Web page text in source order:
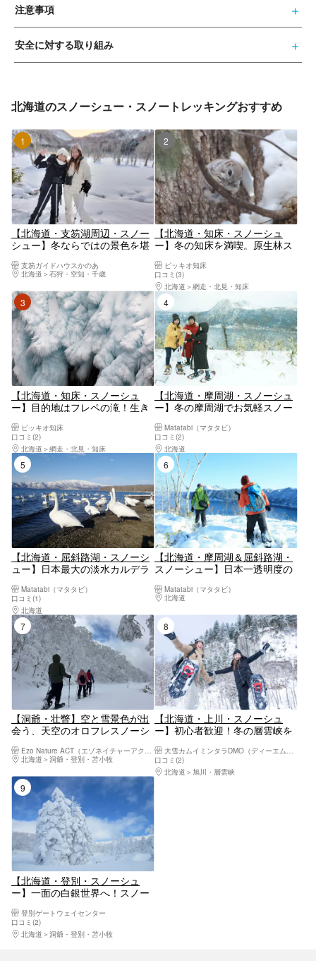
注意事項
安全に対する取り組み
北海道のスノーシュー・スノートレッキングおすすめ
1位
【北海道・支笏湖周辺・スノー
シュー】冬ならではの景色を堪
ウォーク
支笏ガイドハウスかのあ
北海道
石狩・空知・千歳
2位
【北海道・知床・スノーシュ
ー】冬の知床を満喫。原生林ス
ピッキオ知床
口コミ(3)
北海道
網走・北見・知床
3位
【北海道・知床・スノーシュ
ー】目的地はフレペの滝！生き
ピッキオ知床
口コミ(2)
北海道
網走・北見・知床
【北海道・摩周湖・スノーシュ
ー】冬の摩周湖でお気軽スノー
Matatabi（マタタビ）
口コミ(2)
北海道
【北海道・屈斜路湖・スノーシ
ュー】日本最大の淡水カルデラ
験！ショートコース
Matatabi（マタタビ）
口コミ(1)
北海道
6位
【北海道・摩周湖＆屈斜路湖・
スノーシュー】日本一透明度の
＆屈斜路湖スノーシューツアー
（半日ロング）
Matatabi（マタタビ）
北海道
7位
【洞爺・壮瞥】空と雪景色が出
会う、天空のオロフレスノーシ
能・初心者大歓迎・送迎有・写
真データは無料プレゼント♪
Ezo Nature ACT（エゾネイチャーアクト）
北海道
洞爺・登別・苫小牧
【北海道・上川・スノーシュ
ー】初心者歓迎！冬の層雲峡を
アー
大雪カムイミンタラDMO（ディーエムオー）
口コミ(2)
北海道
旭川・層雲峡
9位
【北海道・登別・スノーシュ
ー】一面の白銀世界へ！スノー
登別ゲートウェイセンター
口コミ(2)
北海道
洞爺・登別・苫小牧